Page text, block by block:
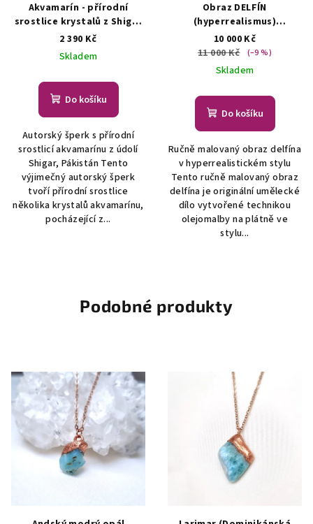
Akvamarín - přírodní
srostlice krystalů z Shigar
Valley - šperk/náhrdelník
ŠPERKY S PŘÍRODNÍMI
KRYSTALY
2 390 Kč
Skladem
Do košíku
Autorský šperk s přírodní
srostlicí akvamarínu z údolí
Shigar, Pákistán Tento
výjimečný autorský šperk
tvoří přírodní srostlice
několika krystalů akvamarínu,
pocházející z...
Obraz DELFÍN
(hyperrealismus)
Hyperrealistická
olejomalba
10 000 Kč
11 000 Kč
(–9 %)
Skladem
Do košíku
Ručně malovaný obraz delfína
v hyperrealistickém stylu
Tento ručně malovaný obraz
delfína je originální umělecké
dílo vytvořené technikou
olejomalby na plátně ve
stylu...
Podobné produkty